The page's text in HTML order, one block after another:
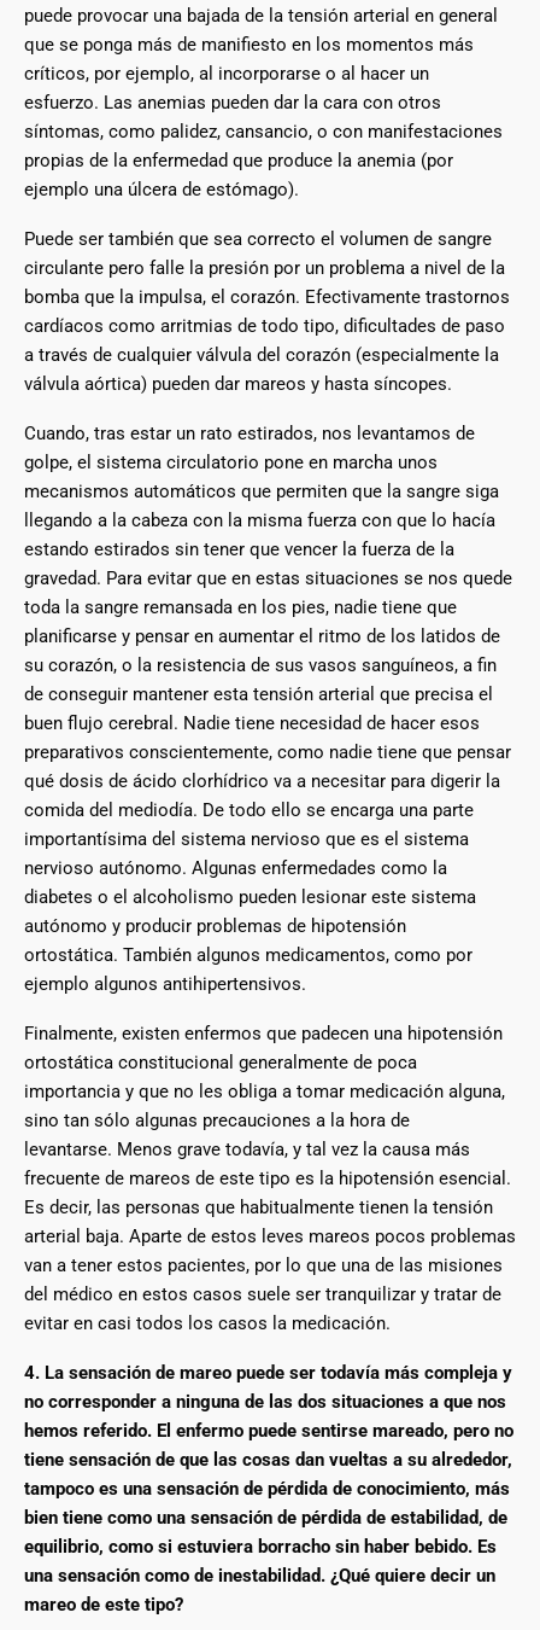
puede provocar una bajada de la tensión arterial en general
que se ponga más de manifiesto en los momentos más
críticos, por ejemplo, al incorporarse o al hacer un
esfuerzo. Las anemias pueden dar la cara con otros
síntomas, como palidez, cansancio, o con manifestaciones
propias de la enfermedad que produce la anemia (por
ejemplo una úlcera de estómago).
Puede ser también que sea correcto el volumen de sangre
circulante pero falle la presión por un problema a nivel de la
bomba que la impulsa, el corazón. Efectivamente trastornos
cardíacos como arritmias de todo tipo, dificultades de paso
a través de cualquier válvula del corazón (especialmente la
válvula aórtica) pueden dar mareos y hasta síncopes.
Cuando, tras estar un rato estirados, nos levantamos de
golpe, el sistema circulatorio pone en marcha unos
mecanismos automáticos que permiten que la sangre siga
llegando a la cabeza con la misma fuerza con que lo hacía
estando estirados sin tener que vencer la fuerza de la
gravedad. Para evitar que en estas situaciones se nos quede
toda la sangre remansada en los pies, nadie tiene que
planificarse y pensar en aumentar el ritmo de los latidos de
su corazón, o la resistencia de sus vasos sanguíneos, a fin
de conseguir mantener esta tensión arterial que precisa el
buen flujo cerebral. Nadie tiene necesidad de hacer esos
preparativos conscientemente, como nadie tiene que pensar
qué dosis de ácido clorhídrico va a necesitar para digerir la
comida del mediodía. De todo ello se encarga una parte
importantísima del sistema nervioso que es el sistema
nervioso autónomo. Algunas enfermedades como la
diabetes o el alcoholismo pueden lesionar este sistema
autónomo y producir problemas de hipotensión
ortostática. También algunos medicamentos, como por
ejemplo algunos antihipertensivos.
Finalmente, existen enfermos que padecen una hipotensión
ortostática constitucional generalmente de poca
importancia y que no les obliga a tomar medicación alguna,
sino tan sólo algunas precauciones a la hora de
levantarse. Menos grave todavía, y tal vez la causa más
frecuente de mareos de este tipo es la hipotensión esencial.
Es decir, las personas que habitualmente tienen la tensión
arterial baja. Aparte de estos leves mareos pocos problemas
van a tener estos pacientes, por lo que una de las misiones
del médico en estos casos suele ser tranquilizar y tratar de
evitar en casi todos los casos la medicación.
4. La sensación de mareo puede ser todavía más compleja y
no corresponder a ninguna de las dos situaciones a que nos
hemos referido. El enfermo puede sentirse mareado, pero no
tiene sensación de que las cosas dan vueltas a su alrededor,
tampoco es una sensación de pérdida de conocimiento, más
bien tiene como una sensación de pérdida de estabilidad, de
equilibrio, como si estuviera borracho sin haber bebido. Es
una sensación como de inestabilidad. ¿Qué quiere decir un
mareo de este tipo?